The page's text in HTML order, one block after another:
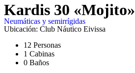
Kardis 30 «Mojito»
Neumáticas y semirrígidas
Ubicación: Club Náutico Eivissa
12 Personas
1 Cabinas
0 Baños